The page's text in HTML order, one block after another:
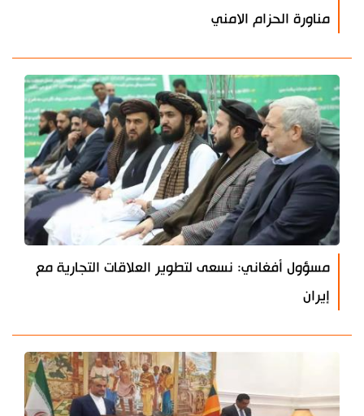
مناورة الحزام الامني
مسؤول أفغاني: نسعى لتطوير العلاقات التجارية مع
إيران